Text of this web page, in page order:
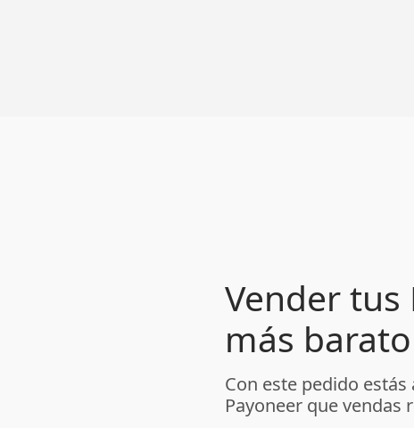
Vender tus
más
Con este pedido estás
Payoneer que vendas